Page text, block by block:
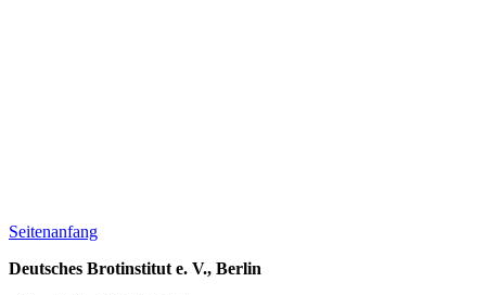
Seitenanfang
Deutsches Brotinstitut e. V., Berlin